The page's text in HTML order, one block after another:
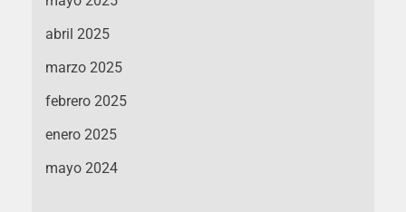
abril 2025
marzo 2025
febrero 2025
enero 2025
mayo 2024